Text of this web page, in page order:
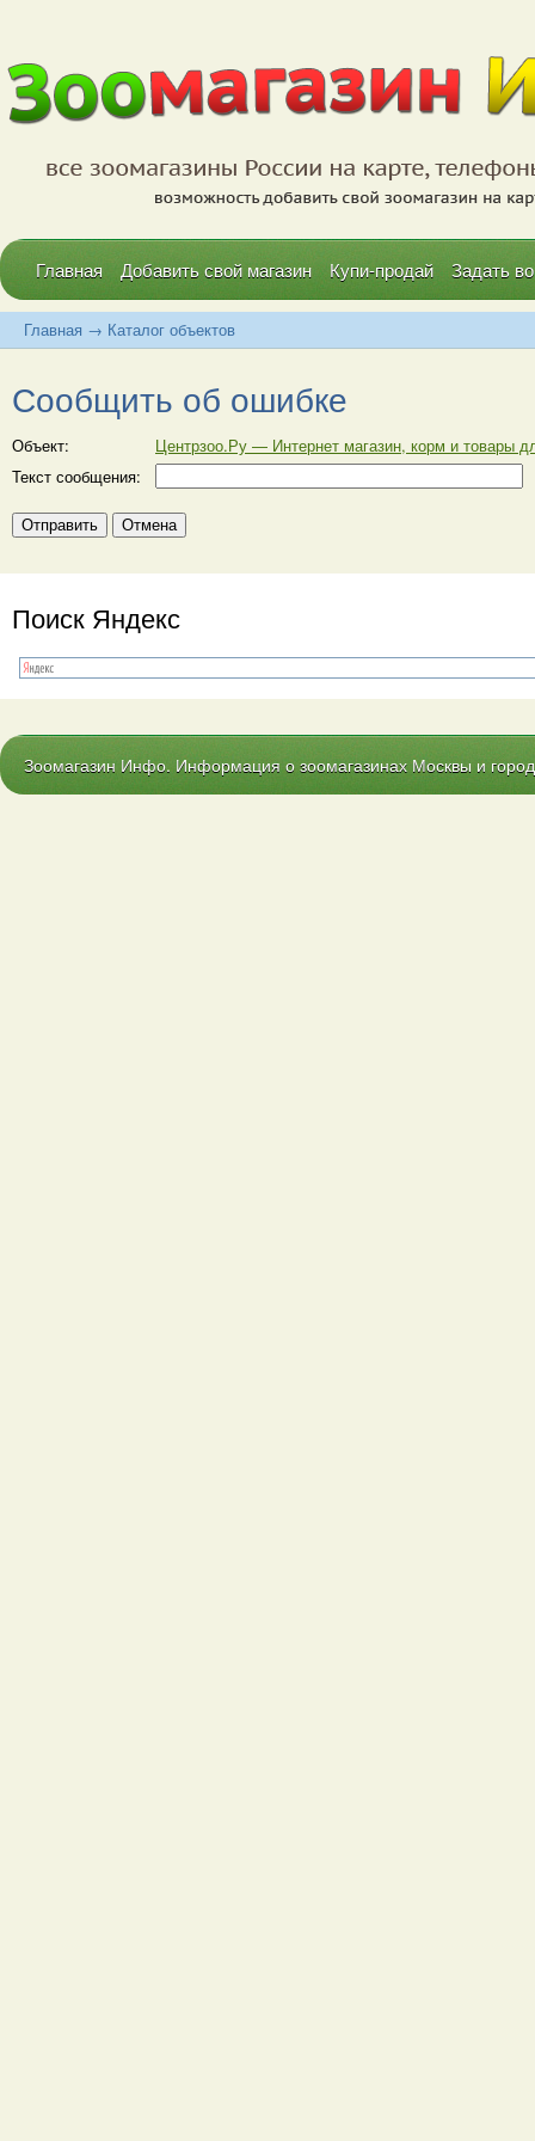
Главная Добавить свой магазин Купи-продай Задать
Главная → Каталог объектов
Сообщить об ошибке
Объект:
Центрзоо.Ру — Интернет магазин, корм и товары
Текст сообщения:
Поиск Яндекс
Зоомагазин Инфо. Информация о зоомагазинах Москвы и